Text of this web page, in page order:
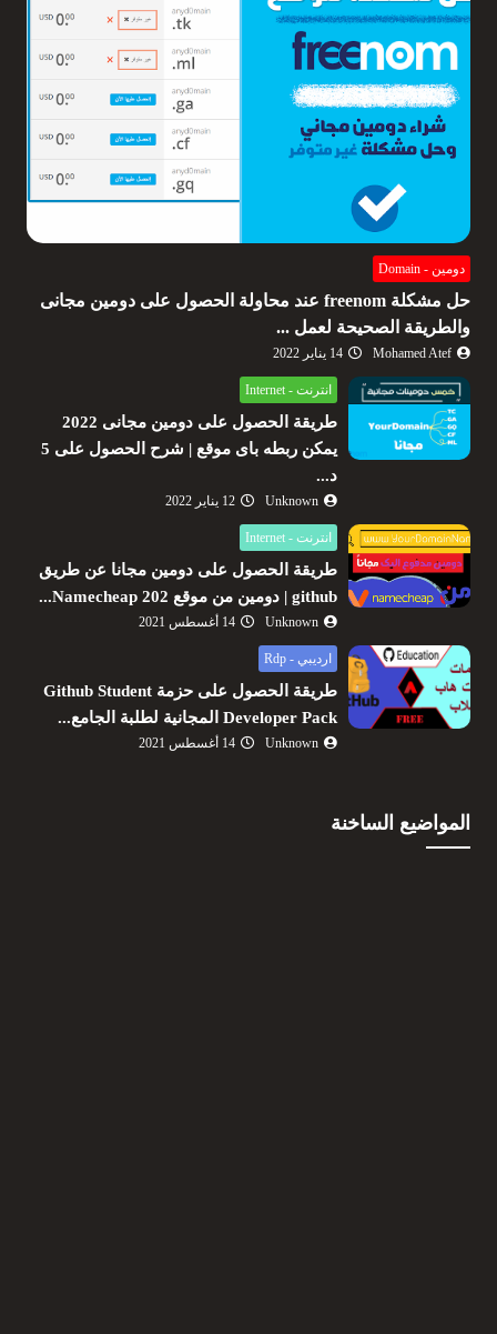
دومين - Domain
حل مشكلة freenom عند محاولة الحصول على دومين مجانى
والطريقة الصحيحة لعمل ...
Mohamed Atef 14 يناير 2022
انترنت - Internet
طريقة الحصول على دومين مجانى 2022
يمكن ربطه باى موقع | شرح الحصول على 5
د...
Unknown 12 يناير 2022
انترنت - Internet
طريقة الحصول على دومين مجانا عن طريق
github | دومين من موقع Namecheap 202...
Unknown 14 أغسطس 2021
ارديبي - Rdp
طريقة الحصول على حزمة Github Student
Developer Pack المجانية لطلبة الجامع...
Unknown 14 أغسطس 2021
المواضيع الساخنة